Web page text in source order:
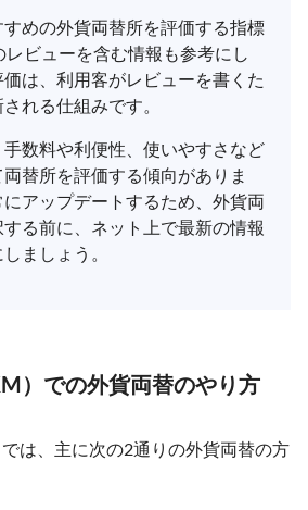
めの外貨両替所を評価する指標
ビューを含む情報も参考にし
は、利用客がレビューを書くた
れる仕組みです。
数料や利便性、使いやすさなど
替所を評価する傾向がありま
アップデートするため、外貨両
る前に、ネット上で最新の情報
ましょう。
）での外貨両替のやり方
は、主に次の2通りの外貨両替の方